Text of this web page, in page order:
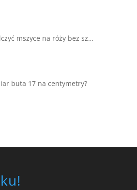
mszyce na róży bez sz…
buta 17 na centymetry?